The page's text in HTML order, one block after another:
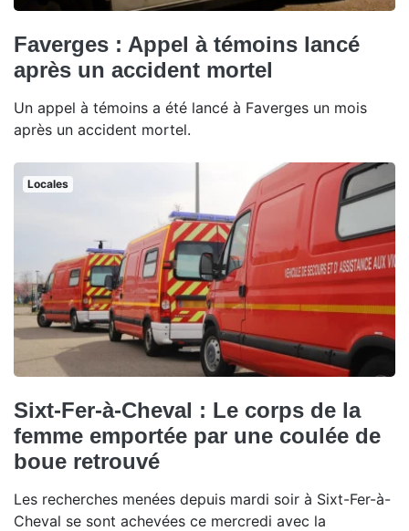
Faverges : Appel à témoins lancé
après un accident mortel
Un appel à témoins a été lancé à Faverges un mois
après un accident mortel.
Locales
Sixt-Fer-à-Cheval : Le corps de la
femme emportée par une coulée de
boue retrouvé
Les recherches menées depuis mardi soir à Sixt-Fer-à-
Cheval se sont achevées ce mercredi avec la